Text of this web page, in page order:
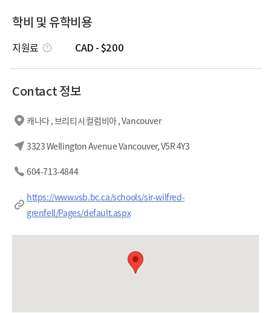
학비 및 유학비용
지원료 CAD - $200
Contact 정보
캐나다 , 브리티시 컬럼비아 , Vancouver
3323 Wellington Avenue Vancouver, V5R 4Y3
604-713-4844
https://www.vsb.bc.ca/schools/sir-wilfred-
grenfell/Pages/default.aspx